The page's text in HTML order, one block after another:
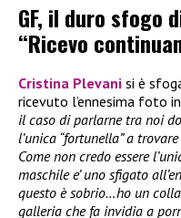
GF, il duro sfogo
“Ricevo
Cristina Plevani si è
ricevuto l’ennesima foto
il caso di parlarne tra noi
l’unica “fortunella” a
Come non credo essere
maschile e’ uno sfigato
questo è sobrio…ho un
galleria che fa invidia a